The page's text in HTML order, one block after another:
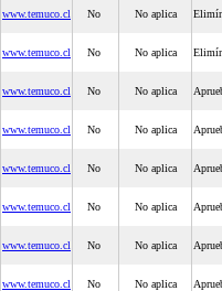
www.temuco.cl No No aplica
www.temuco.cl No No aplica
www.temuco.cl No No aplica
www.temuco.cl No No aplica
www.temuco.cl No No aplica
www.temuco.cl No No aplica
www.temuco.cl No No aplica
www.temuco.cl No No aplica